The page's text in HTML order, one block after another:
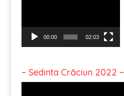
00:00 02:03
~ Sedinta Crăciun 2022 ~
Video